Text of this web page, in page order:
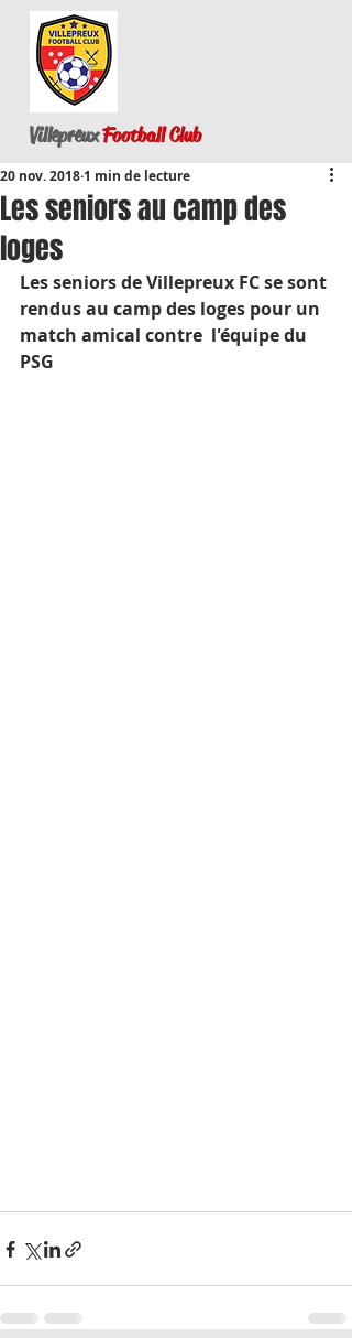
VillepreuxFootball Club
Les seniors au camp des
loges
20 nov. 2018 1 min de lecture
Les seniors de Villepreux FC se sont
rendus au camp des loges pour un
match amical contre  l'équipe du
PSG